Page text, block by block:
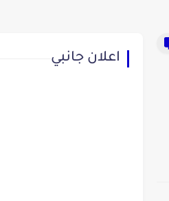
اعلان جانبي